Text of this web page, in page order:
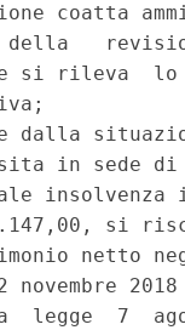
coatta
si rileva
dalla
in sede
si
netto
novembre
7